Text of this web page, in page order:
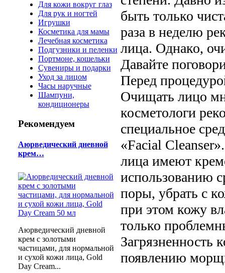
Для кожи вокруг глаз
Для рук и ногтей
Игрушки
Косметика для мамы
Лечебная косметика
Подгузники и пеленки
Портмоне, кошельки
Сувениры и подарки
Уход за лицом
Часы наручные
Шампуни,
кондиционеры
Рекомендуем
Аюрведический дневной
крем…
Аюрведический дневной
крем с золотыми
частицами, для нормальной
и сухой кожи лица, Gold
Day Cream...
быть только
раза в неделю
лица. Однако,
Давайте
Перед
Очищать лицо
косметологи
специальное
«Facial
лица имеют
использованию
поры, убрать с
при этом кожу
только
Загрязненность
появлению